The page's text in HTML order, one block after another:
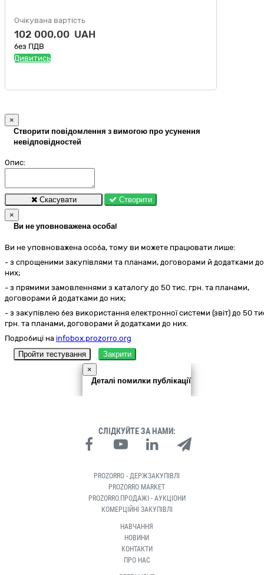
Очікувана вартість
102 000,00 UAH
без ПДВ
Дивитись
×
Створити повідомлення з вимогою про усунення
невідповідностей
Опис:
Скасувати
Створити
×
Ви не уповноважена особа!
Ви не уповноважена особа, тому ви можете працювати лише:
- з спрощеними закупівлями та планами, договорами й додатками до
них;
- з прямими замовленнями з каталогу до 50 тис. грн. та планами,
договорами й додатками до них;
- з закупівлею без використання електронної системи (звіт) до 50
грн. та планами, договорами й додатками до них.
Подробиці на infobox.prozorro.org
Пройти тестування
Закрити
×
Деталі помилки публікації
СЛІДКУЙТЕ ЗА НАМИ:
PROZORRO - ДЕРЖЗАКУПІВЛІ
PROZORRO MARKET
PROZORRO.ПРОДАЖІ - АУКЦІОНИ
КОМЕРЦІЙНІ ЗАКУПІВЛІ
НАВЧАННЯ
НОВИНИ
КОНТАКТИ
ПРО НАС